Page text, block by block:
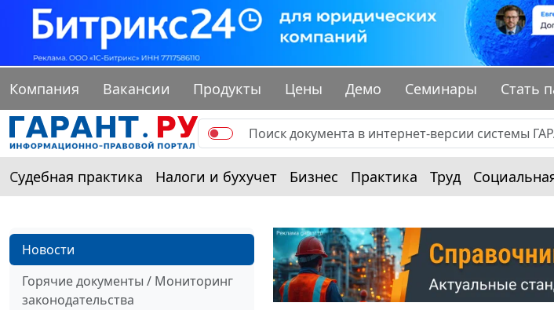
Компания Вакансии Продукты Цены Демо Семинары Стать
Судебная практика Налоги и бухучет Бизнес Практика Труд
Новости
Горячие документы / Мониторинг
законодательства